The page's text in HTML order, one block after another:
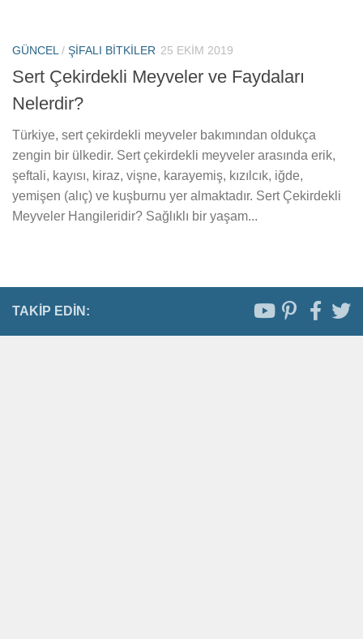
GÜNCEL / ŞIFALI BITKILER 25 EKIM 2019
Sert Çekirdekli Meyveler ve Faydaları
Nelerdir?
Türkiye, sert çekirdekli meyveler bakımından oldukça
zengin bir ülkedir. Sert çekirdekli meyveler arasında erik,
şeftali, kayısı, kiraz, vişne, karayemiş, kızılcık, iğde,
yemişen (alıç) ve kuşburnu yer almaktadır. Sert Çekirdekli
Meyveler Hangileridir? Sağlıklı bir yaşam...
TAKIP EDIN: